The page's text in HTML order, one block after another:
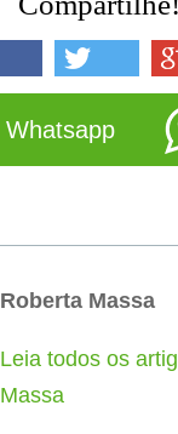
Whatsapp
Roberta Massa
Leia todos os
Massa